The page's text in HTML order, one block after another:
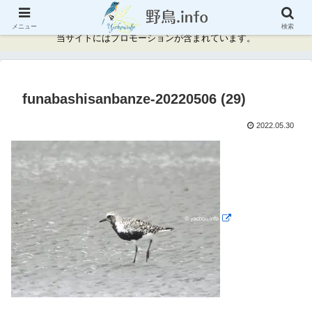
神奈川県周辺の野鳥情報と記録
当サイトにはプロモーションが含まれています。
funabashisanbanze-20220506 (29)
2022.05.30
メニュー 検索